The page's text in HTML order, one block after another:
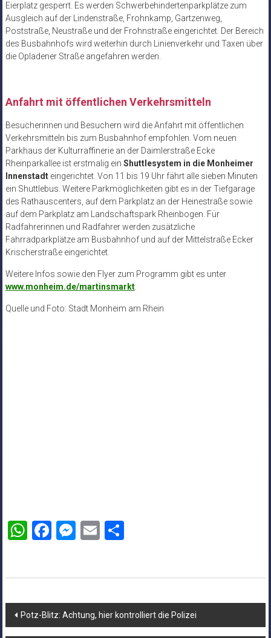
Eierplatz gesperrt. Es werden Schwerbehindertenparkplätze zum
Ausgleich auf der Lindenstraße, Frohnkamp, Gartzenweg,
Poststraße, Neustraße und der Frohnstraße eingerichtet. Der Bereich
des Busbahnhofs wird weiterhin durch Linienverkehr und Taxen über
die Opladener Straße angefahren werden.
Anfahrt mit öffentlichen Verkehrsmitteln
Besucherinnen und Besuchern wird die Anfahrt mit öffentlichen
Verkehrsmitteln bis zum Busbahnhof empfohlen. Vom neuen
Parkhaus der Kulturraffinerie an der Daimlerstraße Ecke
Rheinparkallee ist erstmalig ein Shuttlesystem in die Monheimer
Innenstadteingerichtet. Von 11 bis 19 Uhr fährt alle sieben Minuten
ein Shuttlebus. Weitere Parkmöglichkeiten gibt es in der Tiefgarage
des Rathauscenters, auf dem Parkplatz an der Heinestraße sowie
auf dem Parkplatz am Landschaftspark Rheinbogen. Für
Radfahrerinnen und Radfahrer werden zusätzliche
Fahrradparkplätze am Busbahnhof und auf der Mittelstraße Ecker
Krischerstraße eingerichtet.
Weitere Infos sowie den Flyer zum Programm gibt es unter
www.monheim.de/martinsmarkt.
Quelle und Foto: Stadt Monheim am Rhein
WhatsApp
Facebook
Messenger
EmailTeilen
Beitragsnavigation
Potz-Blitz: Achtung, hier kontrolliert die Polizei